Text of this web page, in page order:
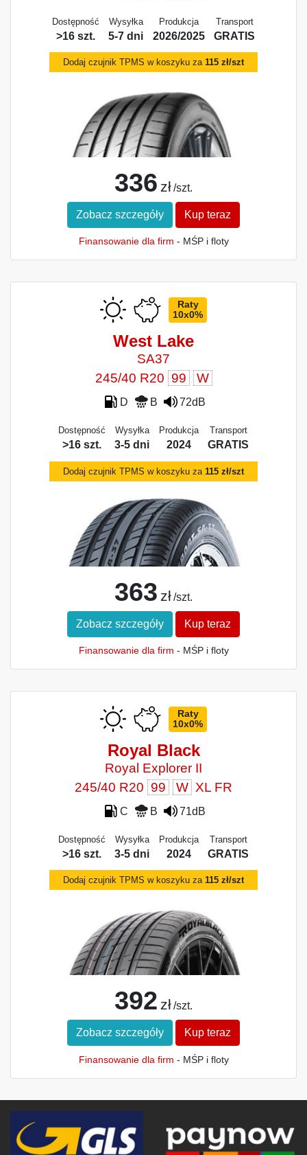
Dostępność
>16 szt.
Wysyłka
5-7 dni
Produkcja
2026/2025
Transport
GRATIS
Dodaj czujnik TPMS w koszyku za 115 zł/szt
336 zł /szt.
Zobacz szczegóły Kup teraz
Finansowanie dla firm - MŚP i floty
Raty
10x0%
West Lake
SA37
245/40 R20 99 W
D B 72dB
Dostępność
>16 szt.
Wysyłka
3-5 dni
Produkcja
2024
Transport
GRATIS
Dodaj czujnik TPMS w koszyku za 115 zł/szt
363 zł /szt.
Zobacz szczegóły Kup teraz
Finansowanie dla firm - MŚP i floty
Raty
10x0%
Royal Black
Royal Explorer II
245/40 R20 99 W XL FR
C B 71dB
Dostępność
>16 szt.
Wysyłka
3-5 dni
Produkcja
2024
Transport
GRATIS
Dodaj czujnik TPMS w koszyku za 115 zł/szt
392 zł /szt.
Zobacz szczegóły Kup teraz
Finansowanie dla firm - MŚP i floty